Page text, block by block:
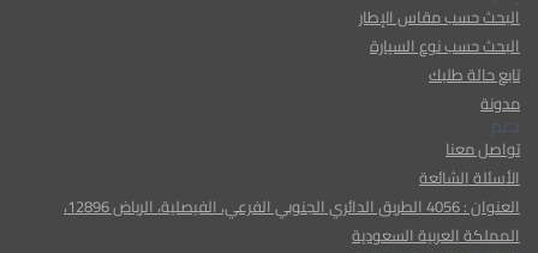
البحث حسب مقاس الإطار
البحث حسب نوع السيارة
تابع حالة طلبك
مدونة
دعم
تواصل معنا
الأسئلة الشائعة
العنوان : 4056 الطريق الدائري الجنوبي الفرعي، الفيصلية، الرياض 12896،
المملكة العربية السعودية